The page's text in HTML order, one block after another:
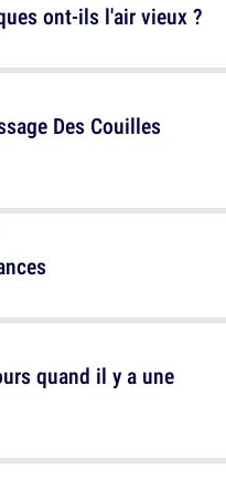
Des Couilles
quand il y a une
ont-ils l'air vieux ?